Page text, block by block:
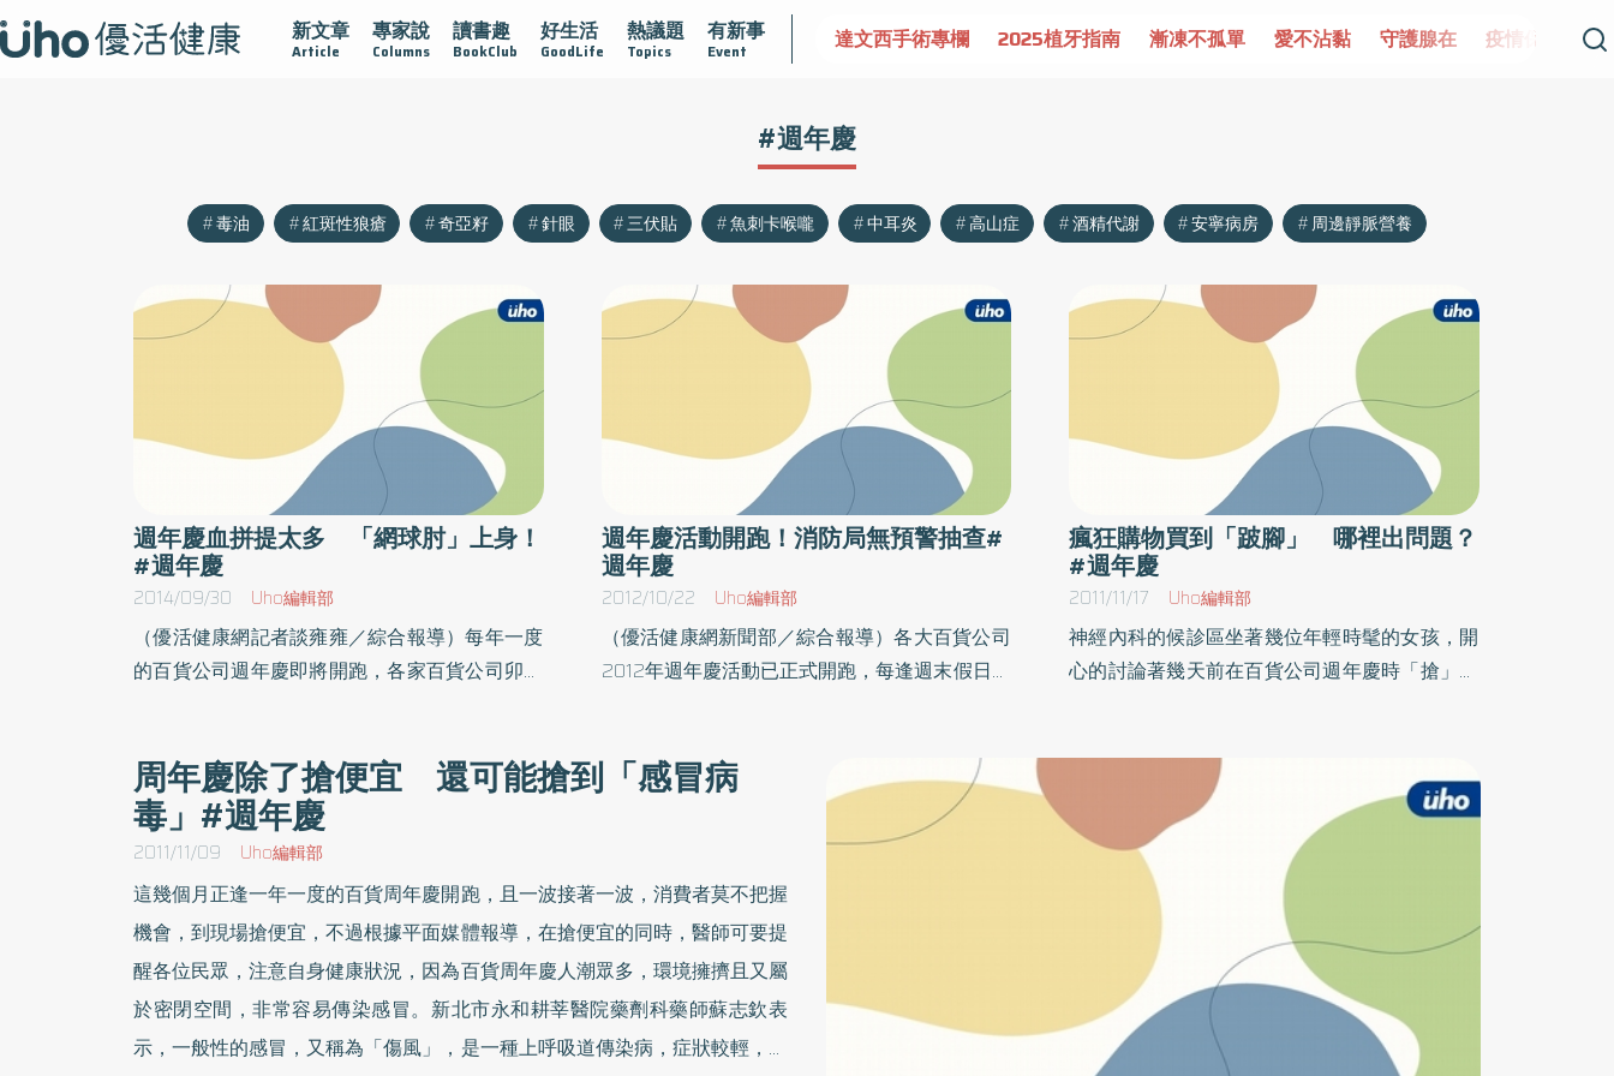
新文章
Article
專家說
Columns
讀書趣
BookClub
好生活
GoodLife
熱議題
Topics
有新事
Event
黏 守護腺在 疫情保衛戰 再生醫學 愛的未來視 認識攝護腺肥大 守護骨骼健康 達文西手術專欄 2025植牙指南 漸凍不孤單 愛不沾黏 守護腺在 疫情保衛戰
#週年慶
毒油 紅斑性狼瘡 奇亞籽 針眼 三伏貼 魚刺卡喉嚨 中耳炎 高山症 酒精代謝 安寧病房 周邊靜脈營養
週年慶血拼提太多 「網球肘」上身！
#週年慶
2014/09/30 Uho編輯部
（優活健康網記者談雍雍／綜合報導）每年一度
的百貨公司週年慶即將開跑，各家百貨公司卯足
罷休。醫師提醒，如果一次把所有戰利品都提回
家，恐導致網球肘。反覆使用前臂外側肌群是關
鍵臺北市立聯合醫院陽明院區復健科林佩欣醫師
上病患會有前臂痠痛及手肘外側壓痛的現象。由
於打網球反手拍的動作會使這個病變惡化，約有
50％的網球選手有這個問題，所以通稱為網球
肘。但不是只有打網球會引起網球肘，任何過度
反覆性地使用前臂外側肌群的動作包括提重物、
週年慶活動開跑！消防局無預警抽查#
週年慶
2012/10/22 Uho編輯部
（優活健康網新聞部／綜合報導）各大百貨公司
2012年週年慶活動已正式開跑，每逢週末假日人
貨公司舉辦週年慶的首日，無預警抵達並抽查容
留人數、消防安全設備，抽查結果發現容留人數
仍在管制量範圍內，同時亦未發現有其他違規事
將會無預警、不定期前往抽查，以提供消費民眾
一個安全無虞的購物空間。 消防局指出，依過往
經驗，各百貨公司週年慶活動期間都會湧入搶購
人潮。因此，臺北市政府消防局第二救災救護大
隊一早派員無預警前往信義區某百貨，在開始營
瘋狂購物買到「跛腳」 哪裡出問題？
#週年慶
2011/11/17 Uho編輯部
神經內科的候診區坐著幾位年輕時髦的女孩，開
心的討論著幾天前在百貨公司週年慶時「搶」購
走近女孩群時她說：「醫師說我是『足底筋膜
炎』可能和站太久、走太久有關」。署立台中醫
院神經內科林子敬醫師表示，最近門診發現有多
位年輕女性或中年男性因走路感到異常疼痛而就
醫的患者，經詢問發現有幾位相約而來的小姐都
是在參加週年慶搶購活動後才發生。原來她們為
了搶購商品長時間排隊、站立，然後再長時間逛
街、購物，甚至還有人連著幾天皆如此。而男性
患者大多也是因工作性質關係必須長時間站立或
周年慶除了搶便宜 還可能搶到「感冒病
毒」#週年慶
2011/11/09 Uho編輯部
這幾個月正逢一年一度的百貨周年慶開跑，且一波接著一波，消費者莫不把握
機會，到現場搶便宜，不過根據平面媒體報導，在搶便宜的同時，醫師可要提
醒各位民眾，注意自身健康狀況，因為百貨周年慶人潮眾多，環境擁擠且又屬
於密閉空間，非常容易傳染感冒。新北市永和耕莘醫院藥劑科藥師蘇志欽表
示，一般性的感冒，又稱為「傷風」，是一種上呼吸道傳染病，症狀較輕，只